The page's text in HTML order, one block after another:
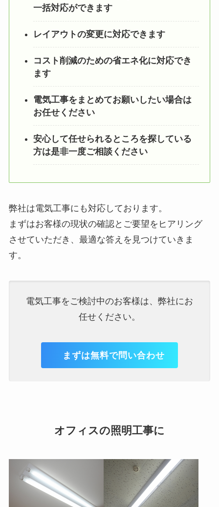
一括対応ができます
レイアウトの変更に対応できます
コスト削減のための省エネ化に対応でき
ます
電気工事をまとめてお願いしたい場合は
お任せください
安心して任せられるところを探している
方は是非一度ご相談ください
弊社は電気工事にも対応しております。
まずはお客様の現状の確認とご要望をヒアリング
させていただき、最適な答えを見つけていきま
す。
電気工事をご検討中のお客様は、弊社にお
任せください。
まずは無料で問い合わせ
オフィスの照明工事に